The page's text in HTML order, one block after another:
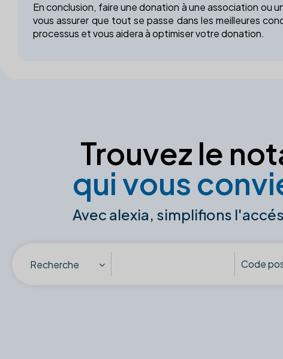
En conclusion, faire une donation à une association
vous assurer que tout se passe dans les meilleures
processus et vous aidera à optimiser votre donation.
Trouvez le
qui vous
Avec alexia, simplifions
Recherche